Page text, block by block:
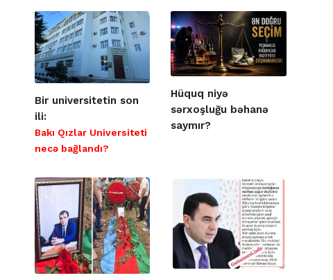
Bir universitetin son
ili:
Bakı Qızlar Universiteti
necə bağlandı?
Hüquq niyə
sərxoşluğu bəhanə
saymır?